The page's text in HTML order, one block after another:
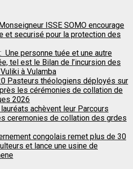
ISSE SOMO encourage
et securisé pour la protection des
Une personne tuée et une autre
tel est le Bilan de l’incursion des
à Vulamba
Pasteurs théologiens déployés sur
les cérémonies de collation de
2026
achèvent leur Parcours
ceremonies de collation des grdes
congolais remet plus de 30
et lance une usine de